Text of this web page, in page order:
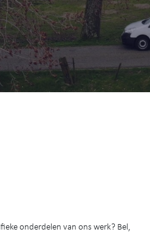
onderdelen van ons werk? Bel,